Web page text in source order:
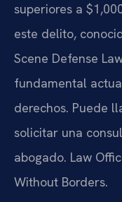
superiores a
este delito,
Scene Defense
fundamental
derechos. Puede
solicitar una
abogado. Law
Without Borders.